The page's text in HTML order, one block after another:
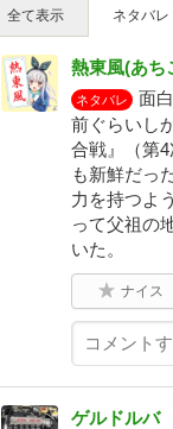
全て表示 ネタバレ
熱東風(あち
ネタバレ
面
前ぐらいし
合戦』（第
も新鮮だっ
力を持つよ
って父祖の
いた。
ナイス
ゲルドルバ